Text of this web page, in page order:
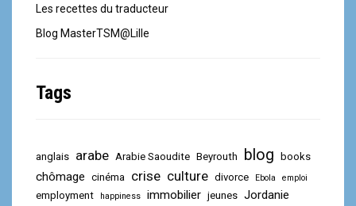
Les recettes du traducteur
Blog MasterTSM@Lille
Tags
anglais arabe Arabie Saoudite Beyrouth blog books
chômage cinéma crise culture divorce Ebola emploi
employment happiness immobilier jeunes Jordanie